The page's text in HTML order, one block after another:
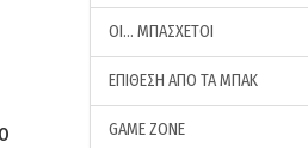
ΟΙ… ΜΠΑΣΧΕΤΟΙ
ΕΠΙΘΕΣΗ ΑΠΟ ΤΑ ΜΠΑΚ
GAME ZONE